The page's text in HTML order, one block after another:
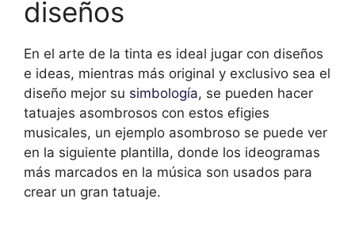
diseños
En el arte de la tinta es ideal jugar con diseños
e ideas, mientras más original y exclusivo sea el
diseño mejor su simbología, se pueden hacer
tatuajes asombrosos con estos efigies
musicales, un ejemplo asombroso se puede ver
en la siguiente plantilla, donde los ideogramas
más marcados en la música son usados para
crear un gran tatuaje.